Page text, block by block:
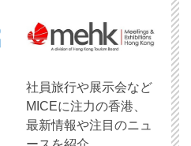
社員旅行や展示会など
MICEに注力の香港、
最新情報や注目のニュ